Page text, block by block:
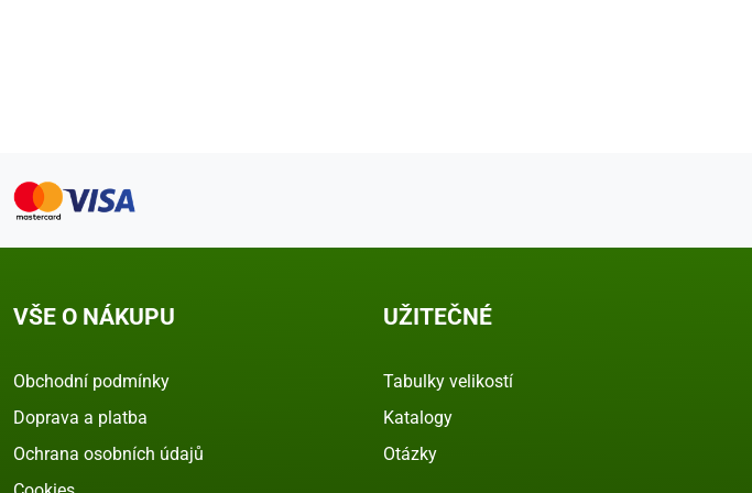
VŠE O NÁKUPU
Obchodní podmínky
Doprava a platba
Ochrana osobních údajů
UŽITEČNÉ
Tabulky velikostí
Katalogy
Otázky